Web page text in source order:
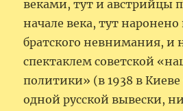
веками, тут и австрийцы
начале века, тут наронено
братского невнимания, и
спектаклем советской
политики» (в 1938 в
одной русской вывески,